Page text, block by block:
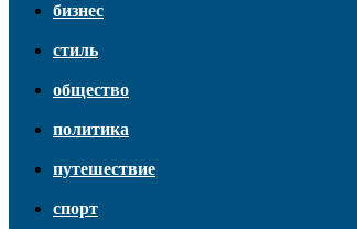
бизнес
стиль
общество
политика
путешествие
спорт